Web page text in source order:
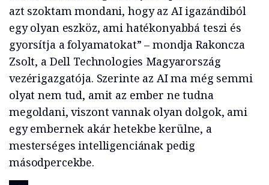
azt szoktam mondani, hogy az AI igazándiból
egy olyan eszköz, ami hatékonyabbá teszi és
gyorsítja a folyamatokat” – mondja Rakoncza
Zsolt, a Dell Technologies Magyarország
vezérigazgatója. Szerinte az AI ma még semmi
olyat nem tud, amit az ember ne tudna
megoldani, viszont vannak olyan dolgok, ami
egy embernek akár hetekbe kerülne, a
mesterséges intelligenciának pedig
másodpercekbe.